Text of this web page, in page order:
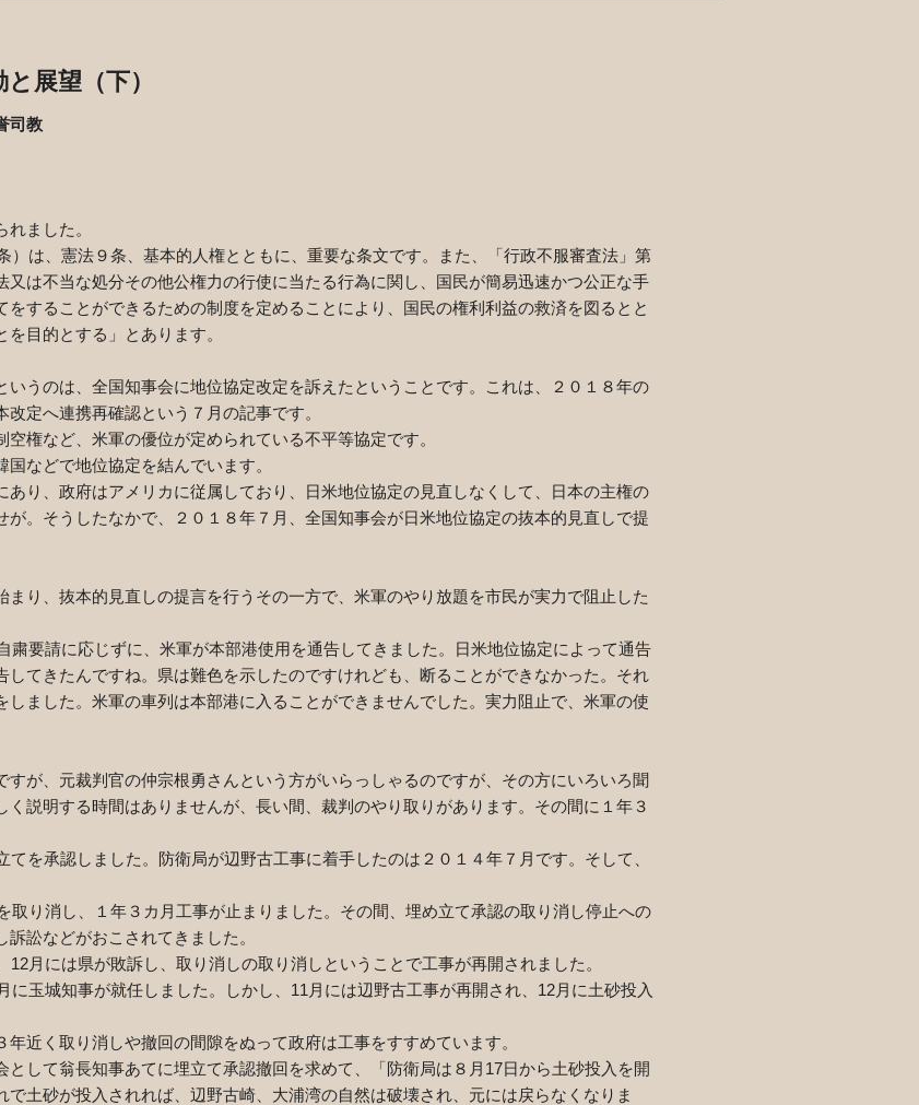
展望（下）
教
ました。
）は、憲法９条、基本的人権とともに、重要な条文です。また、「行政不服審査法」第
又は不当な処分その他公権力の行使に当たる行為に関し、国民が簡易迅速かつ公正な手
することができるための制度を定めることにより、国民の権利利益の救済を図るとと
目的とする」とあります。
うのは、全国知事会に地位協定改定を訴えたということです。これは、２０１８年の
定へ連携再確認という７月の記事です。
権など、米軍の優位が定められている不平等協定です。
などで地位協定を結んでいます。
あり、政府はアメリカに従属しており、日米地位協定の見直しなくして、日本の主権の
が。そうしたなかで、２０１８年７月、全国知事会が日米地位協定の抜本的見直しで提
り、抜本的見直しの提言を行うその一方で、米軍のやり放題を市民が実力で阻止した
粛要請に応じずに、米軍が本部港使用を通告してきました。日米地位協定によって通告
してきたんですね。県は難色を示したのですけれども、断ることができなかった。それ
しました。米軍の車列は本部港に入ることができませんでした。実力阻止で、米軍の使
が、元裁判官の仲宗根勇さんという方がいらっしゃるのですが、その方にいろいろ聞
説明する時間はありませんが、長い間、裁判のやり取りがあります。その間に１年３
てを承認しました。防衛局が辺野古工事に着手したのは２０１４年７月です。そして、
取り消し、１年３カ月工事が止まりました。その間、埋め立て承認の取り消し停止への
訟などがおこされてきました。
12月には県が敗訴し、取り消しの取り消しということで工事が再開されました。
月に玉城知事が就任しました。しかし、 11 月には辺野古工事が再開され、 12月に土砂投入
近く取り消しや撤回の間隙をぬって政府は工事をすすめています。
して翁長知事あてに埋立て承認撤回を求めて、「防衛局は８月 17日から土砂投入を開
土砂が投入されれば、辺野古崎、大浦湾の自然は破壊され、元には戻らなくなりま